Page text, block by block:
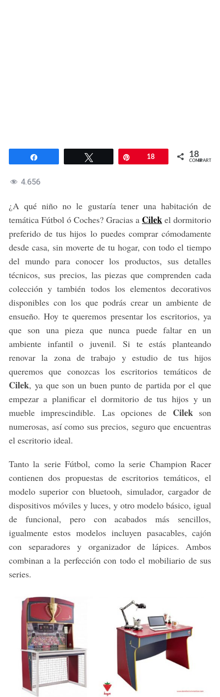
Twittear 18 18
COMPARTIR
4.656
¿A qué niño no le gustaría tener una habitación de
temática Fútbol ó Coches? Gracias a Cilek el dormitorio
preferido de tus hijos lo puedes comprar cómodamente
desde casa, sin moverte de tu hogar, con todo el tiempo
del mundo para conocer los productos, sus detalles
técnicos, sus precios, las piezas que comprenden cada
colección y también todos los elementos decorativos
disponibles con los que podrás crear un ambiente de
ensueño. Hoy te queremos presentar los escritorios, ya
que son una pieza que nunca puede faltar en un
ambiente infantil o juvenil. Si te estás planteando
renovar la zona de trabajo y estudio de tus hijos
queremos que conozcas los escritorios temáticos de
Cilek, ya que son un buen punto de partida por el que
empezar a planificar el dormitorio de tus hijos y un
mueble imprescindible. Las opciones de Cilekson
numerosas, así como sus precios, seguro que encuentras
el escritorio ideal.
Tanto la serie Fútbol, como la serie Champion Racer
contienen dos propuestas de escritorios temáticos, el
modelo superior con bluetooh, simulador, cargador de
dispositivos móviles y luces, y otro modelo básico, igual
de funcional, pero con acabados más sencillos,
igualmente estos modelos incluyen pasacables, cajón
con separadores y organizador de lápices. Ambos
combinan a la perfección con todo el mobiliario de sus
series.